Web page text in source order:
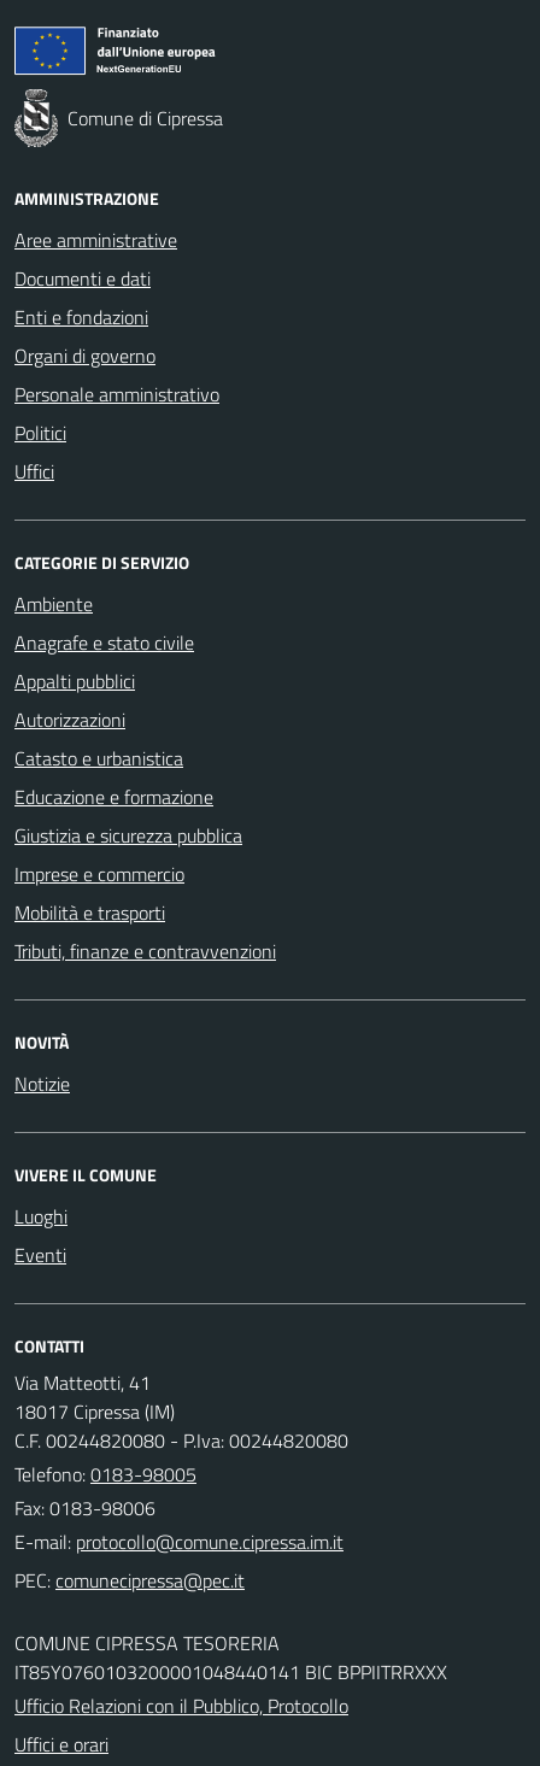
Comune di Cipressa
AMMINISTRAZIONE
Aree amministrative
Documenti e dati
Enti e fondazioni
Organi di governo
Personale amministrativo
Politici
Uffici
CATEGORIE DI SERVIZIO
Ambiente
Anagrafe e stato civile
Appalti pubblici
Autorizzazioni
Catasto e urbanistica
Educazione e formazione
Giustizia e sicurezza pubblica
Imprese e commercio
Mobilità e trasporti
Tributi, finanze e contravvenzioni
NOVITÀ
Notizie
VIVERE IL COMUNE
Luoghi
Eventi
CONTATTI
Via Matteotti, 41
18017 Cipressa (IM)
C.F. 00244820080 - P.Iva: 00244820080
Telefono:0183-98005
Fax: 0183-98006
E-mail:
PEC:
COMUNE CIPRESSA TESORERIA
IT85Y0760103200001048440141 BIC BPPIITRRXXX
Ufficio Relazioni con il Pubblico, Protocollo
Uffici e orari